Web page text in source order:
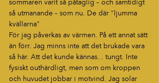
sommaren varit så påtaglig – och samtidigt
så utmanande – som nu. De där "ljumma
kvällarna"
För jag påverkas av värmen. På ett annat sätt
än förr. Jag minns inte att det brukade vara
så här. Att det kunde kännas... tungt. Inte
fysiskt outhärdligt, men som om kroppen
och huvudet jobbar i motvind. Jag solar